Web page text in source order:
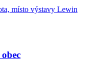
místo výstavy Lewin